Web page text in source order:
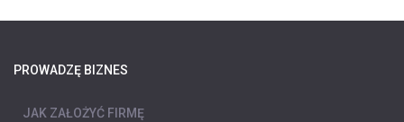
PROWADZĘ BIZNES
JAK ZAŁOŻYĆ FIRMĘ